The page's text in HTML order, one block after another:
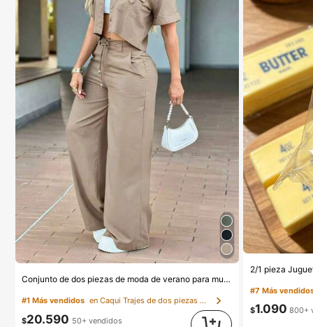
Conjunto de dos piezas de moda de verano para mujer de unicolor casual: top de manga corta con cuello y bolsillos, pantalones de pierna recta de cintura alta elegantes, del trabajo al fin de semana
#1 Más vendidos en Caqui Trajes de dos piezas para mujer
$20.590 50+ vendidos
#7 Más
$1.090 800+